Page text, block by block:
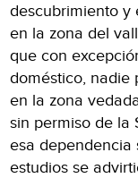
descubrimiento y
en la zona del
que con
doméstico, nadie
en la zona
sin permiso de la
esa dependencia
estudios se